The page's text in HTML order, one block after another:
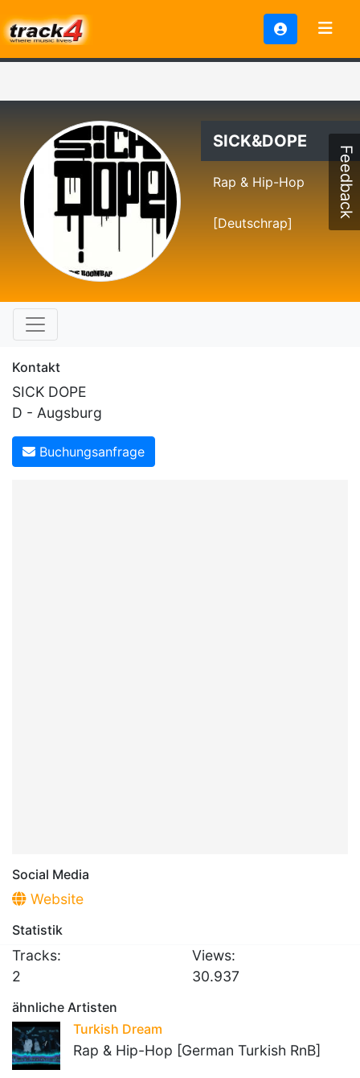
SICK&DOPE
Rap & Hip-Hop
[Deutschrap]
Kontakt
SICK DOPE
D - Augsburg
Buchungsanfrage
Social Media
Website
Statistik
Tracks:
2
Views:
30.937
ähnliche Artisten
Turkish Dream
Rap & Hip-Hop [German Turkish RnB]
Feedback